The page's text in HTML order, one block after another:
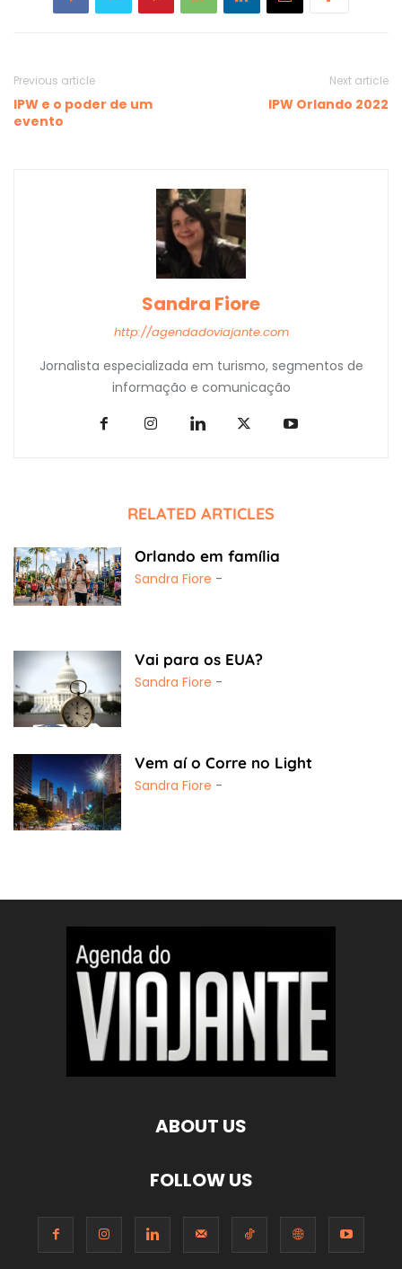
Previous article
IPW e o poder de um
evento
Next article
IPW Orlando 2022
Sandra Fiore
http://agendadoviajante.com
Jornalista especializada em turismo, segmentos de
informação e comunicação
RELATED ARTICLES
Orlando em família
Sandra Fiore -
Vai para os EUA?
Sandra Fiore -
Vem aí o Corre no Light
Sandra Fiore -
ABOUT US
FOLLOW US